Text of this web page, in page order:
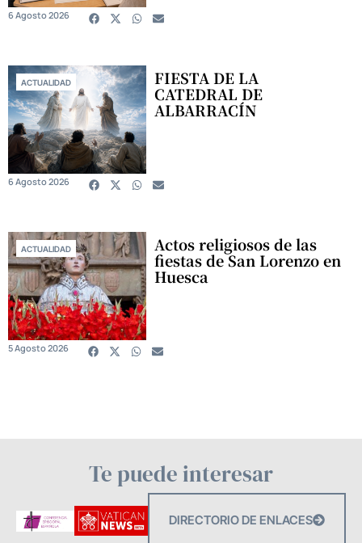
6 Agosto 2026
ACTUALIDAD FIESTA DE LA
CATEDRAL DE
ALBARRACÍN
6 Agosto 2026
ACTUALIDAD Actos religiosos de las
fiestas de San Lorenzo en
Huesca
5 Agosto 2026
Te puede interesar
DIRECTORIO DE ENLACES